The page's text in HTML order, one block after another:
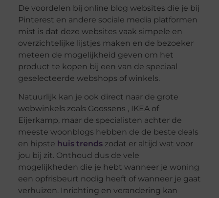
De voordelen bij online blog websites die je bij
Pinterest en andere sociale media platformen
mist is dat deze websites vaak simpele en
overzichtelijke lijstjes maken en de bezoeker
meteen de mogelijkheid geven om het
product te kopen bij een van de speciaal
geselecteerde webshops of winkels.
Natuurlijk kan je ook direct naar de grote
webwinkels zoals Goossens , IKEA of
Eijerkamp, maar de specialisten achter de
meeste woonblogs hebben de de beste deals
en hipste huis trendszodat er altijd wat voor
jou bij zit. Onthoud dus de vele
mogelijkheden die je hebt wanneer je woning
een opfrisbeurt nodig heeft of wanneer je gaat
verhuizen. Inrichting en verandering kan